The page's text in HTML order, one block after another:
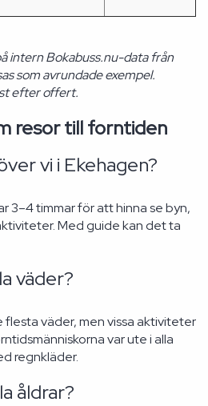
intern Bokabuss.nu-data från
som avrundade exempel.
efter offert.
resor till forntiden
vi i Ekehagen?
3–4 timmar för att hinna se byn,
Med guide kan det ta
väder?
väder, men vissa aktiviteter
var ute i alla
regnkläder.
åldrar?